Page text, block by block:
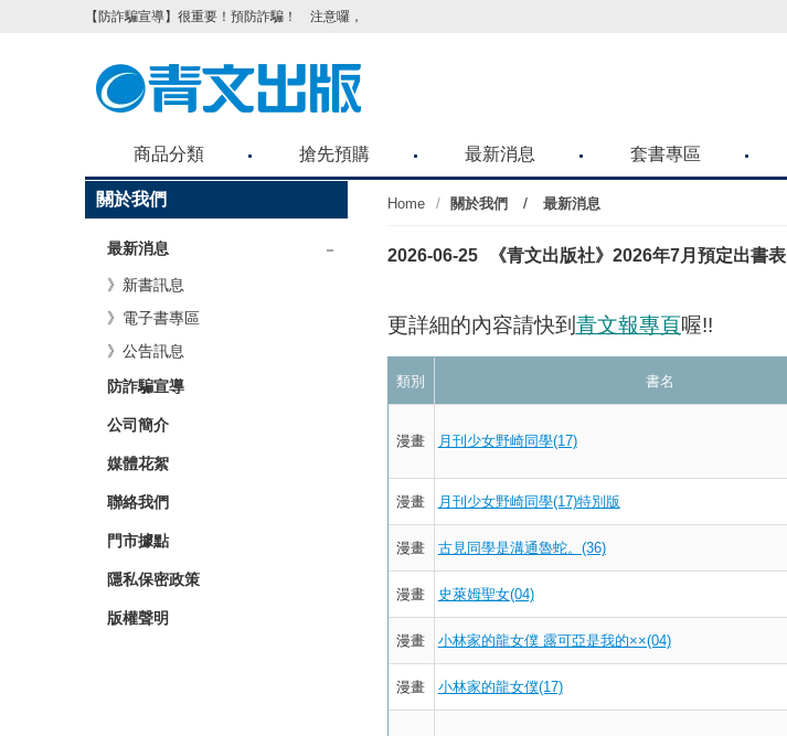
【防詐騙宣導】很重要！預防詐騙！ 注意囉，不要被騙了！請各位喜歡青文購物網的朋友們，提高警覺！
商品分類 搶先預購 最新消息 套書專區
關於我們
最新消息
》新書訊息
》電子書專區
》公告訊息
防詐騙宣導
公司簡介
媒體花絮
聯絡我們
門市據點
隱私保密政策
版權聲明
Home 關於我們/ 最新消息
2026-06-25 《青文出版社》2026年7月預定出書表
更詳細的內容請快到 青文報專頁喔!!
類別 書名
漫畫 月刊少女野崎同學(17)
漫畫 月刊少女野崎同學(17)特別版
漫畫 古見同學是溝通魯蛇。(36)
漫畫 史萊姆聖女(04)
漫畫 小林家的龍女僕 露可亞是我的××(04)
漫畫 小林家的龍女僕(17)